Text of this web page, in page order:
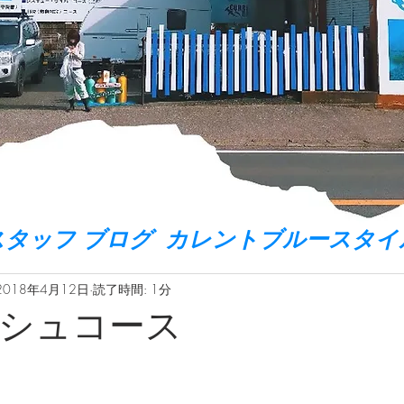
タッフ ブログ カレントブルースタイ
ュコース
年4月12日 読了時間: 1分